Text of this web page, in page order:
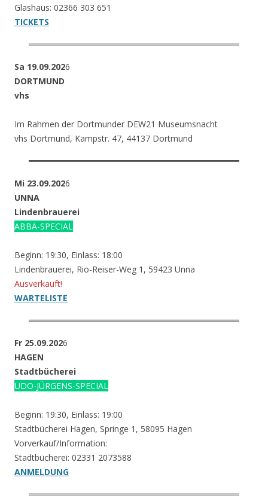
Glashaus: 02366 303 651
TICKETS
Sa 19.09.2026
DORTMUND
vhs
Im Rahmen der Dortmunder DEW21 Museumsnacht
vhs Dortmund, Kampstr. 47, 44137 Dortmund
Mi 23.09.2026
UNNA
Lindenbrauerei
ABBA-SPECIAL
Beginn: 19:30, Einlass: 18:00
Lindenbrauerei, Rio-Reiser-Weg 1, 59423 Unna
Ausverkauft!
WARTELISTE
Fr 25.09.2026
HAGEN
Stadtbücherei
UDO-JÜRGENS-SPECIAL
Beginn: 19:30, Einlass: 19:00
Stadtbücherei Hagen, Springe 1, 58095 Hagen
Vorverkauf/Information:
Stadtbücherei: 02331 2073588
ANMELDUNG